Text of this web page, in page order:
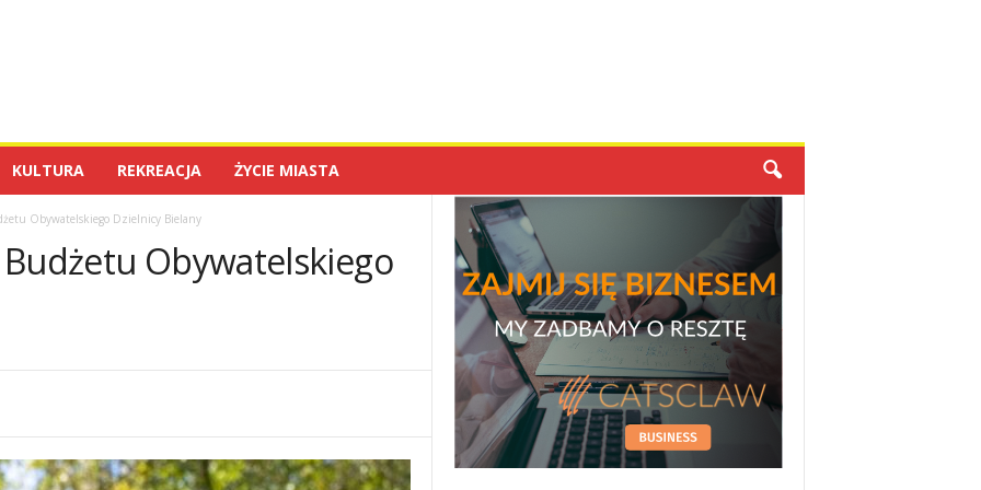
KULTURA REKREACJA ŻYCIE MIASTA
Obywatelskiego Dzielnicy Bielany
Obywatelskiego